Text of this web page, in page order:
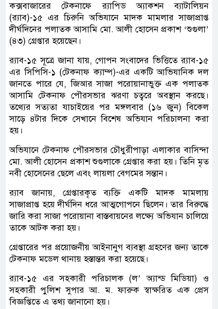
কক্সবাজারের টেকনাফে র‌্যাপিড অ্যাকশন ব্যাটালিয়ন
(র‌্যাব)-১৫ এর চিরুনি অভিযানে মাদক মামলার সাজাপ্রাপ্ত
দীর্ঘদিনের পলাতক আসামি মো. আলী হোসেন প্রকাশ ‘শুগুলা’
(৪৩) গ্রেপ্তার হয়েছেন।
র‌্যাব-১৫ সূত্রে জানা যায়, গোপন সংবাদের ভিত্তিতে র‌্যাব-১৫
এর সিপিসি-১ (টেকনাফ ক্যাম্প)-এর একটি আভিযানিক দল
জানতে পারে যে, জিআর সাজা পরোয়ানাভুক্ত এক পলাতক
আসামি টেকনাফ পৌরসভার ঝরণা চত্বরে অবস্থান করছে।
তথ্যের সত্যতা যাচাইয়ের পর মঙ্গলবার (১৬ জুন) বিকেল
সাড়ে ৪টার দিকে সেখানে বিশেষ অভিযান পরিচালনা করা
হয়।
অভিযানে টেকনাফ পৌরসভার চৌধুরীপাড়া এলাকার বাসিন্দা
মো. আলী হোসেন প্রকাশ শুগুলাকে গ্রেপ্তার করা হয়। তিনি মৃত
নবী হোসেনের ছেলে এবং লায়লা বেগমের সন্তান।
র‌্যাব জানায়, গ্রেপ্তারকৃত ব্যক্তি একটি মাদক মামলায়
সাজাপ্রাপ্ত হয়ে দীর্ঘদিন ধরে আত্মগোপনে ছিলেন। তার বিরুদ্ধে
জারি করা সাজা পরোয়ানা বাস্তবায়নের লক্ষ্যে অভিযান চালিয়ে
তাকে আটক করা হয়।
গ্রেপ্তারের পর প্রয়োজনীয় আইনানুগ ব্যবস্থা গ্রহণের জন্য তাকে
টেকনাফ মডেল থানায় হস্তান্তর করা হয়েছে।
র‌্যাব-১৫ এর সহকারী পরিচালক (ল’ অ্যান্ড মিডিয়া) ও
সহকারী পুলিশ সুপার আ. ম. ফারুক স্বাক্ষরিত এক প্রেস
বিজ্ঞপ্তিতে এ তথ্য জানানো হয়।